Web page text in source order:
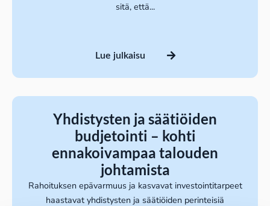
sitä, että...
Lue julkaisu
Yhdistysten ja säätiöiden
budjetointi – kohti
ennakoivampaa talouden
johtamista
Rahoituksen epävarmuus ja kasvavat investointitarpeet
haastavat yhdistysten ja säätiöiden perinteisiä